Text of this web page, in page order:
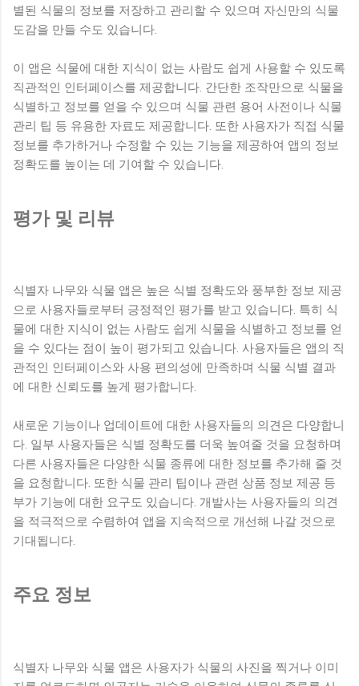
별된 식물의 정보를 저장하고 관리할 수 있으며 자신만의 식물
도감을 만들 수도 있습니다.
이 앱은 식물에 대한 지식이 없는 사람도 쉽게 사용할 수 있도록
직관적인 인터페이스를 제공합니다. 간단한 조작만으로 식물을
식별하고 정보를 얻을 수 있으며 식물 관련 용어 사전이나 식물
관리 팁 등 유용한 자료도 제공합니다. 또한 사용자가 직접 식물
정보를 추가하거나 수정할 수 있는 기능을 제공하여 앱의 정보
정확도를 높이는 데 기여할 수 있습니다.
평가 및 리뷰
식별자 나무와 식물 앱은 높은 식별 정확도와 풍부한 정보 제공
으로 사용자들로부터 긍정적인 평가를 받고 있습니다. 특히 식
물에 대한 지식이 없는 사람도 쉽게 식물을 식별하고 정보를 얻
을 수 있다는 점이 높이 평가되고 있습니다. 사용자들은 앱의 직
관적인 인터페이스와 사용 편의성에 만족하며 식물 식별 결과
에 대한 신뢰도를 높게 평가합니다.
새로운 기능이나 업데이트에 대한 사용자들의 의견은 다양합니
다. 일부 사용자들은 식별 정확도를 더욱 높여줄 것을 요청하며
다른 사용자들은 다양한 식물 종류에 대한 정보를 추가해 줄 것
을 요청합니다. 또한 식물 관리 팁이나 관련 상품 정보 제공 등
부가 기능에 대한 요구도 있습니다. 개발사는 사용자들의 의견
을 적극적으로 수렴하여 앱을 지속적으로 개선해 나갈 것으로
기대됩니다.
주요 정보
식별자 나무와 식물 앱은 사용자가 식물의 사진을 찍거나 이미